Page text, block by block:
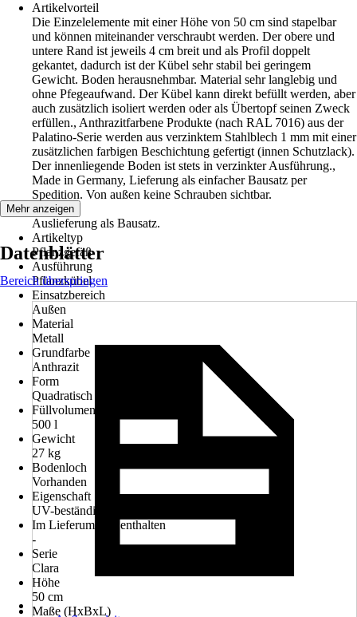
Artikelvorteil
Die Einzelelemente mit einer Höhe von 50 cm sind stapelbar
und können miteinander verschraubt werden. Der obere und
untere Rand ist jeweils 4 cm breit und als Profil doppelt
gekantet, dadurch ist der Kübel sehr stabil bei geringem
Gewicht. Boden herausnehmbar. Material sehr langlebig und
ohne Pfegeaufwand. Der Kübel kann direkt befüllt werden, aber
auch zusätzlich isoliert werden oder als Übertopf seinen Zweck
erfüllen., Anthrazitfarbene Produkte (nach RAL 7016) aus der
Palatino-Serie werden aus verzinktem Stahlblech 1 mm mit einer
zusätzlichen farbigen Beschichtung gefertigt (innen Schutzlack).
Der innenliegende Boden ist stets in verzinkter Ausführung.,
Made in Germany, Lieferung als einfacher Bausatz per
Spedition. Von außen keine Schrauben sichtbar.
Hinweis
Auslieferung als Bausatz.
Artikeltyp
Pflanzgefäß
Ausführung
Pflanzkübel
Einsatzbereich
Außen
Material
Metall
Grundfarbe
Anthrazit
Form
Quadratisch
Füllvolumen
500 l
Gewicht
27 kg
Bodenloch
Vorhanden
Eigenschaft
UV-beständig, Winterfest
Im Lieferumfang enthalten
-
Serie
Clara
Höhe
50 cm
Maße (HxBxL)
Mehr anzeigen
Datenblätter
Bereich überspringen